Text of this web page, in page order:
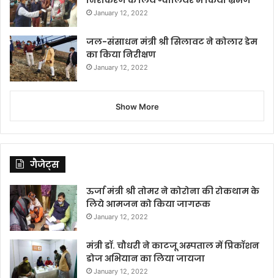
January 12, 2022
जल-संसाधन मंत्री श्री सिलावट ने कोलार डेम
का किया निरीक्षण
January 12, 2022
Show More
गैजेट्स
ऊर्जा मंत्री श्री तोमर ने कोरोना की रोकथाम के
लिये आमजन को किया जागरूक
January 12, 2022
मंत्री डॉ. चौधरी ने काटजू अस्पताल में प्रिकॉशन
डोज अभियान का लिया जायजा
January 12, 2022